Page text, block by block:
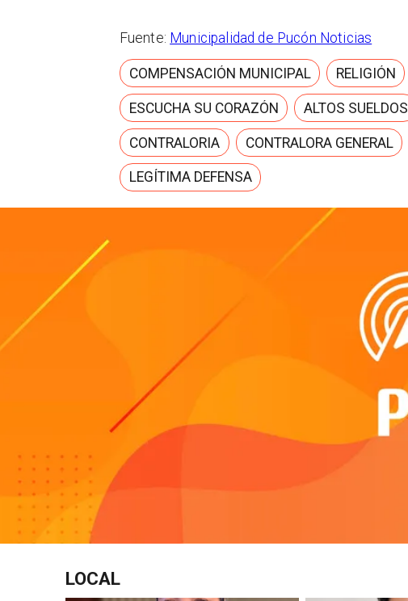
Fuente: Municipalidad de Pucón Noticias
COMPENSACIÓN MUNICIPAL RELIGIÓN
ESCUCHA SU CORAZÓN ALTOS SUELDOS
CONTRALORIA CONTRALORA GENERAL
LEGÍTIMA DEFENSA
LOCAL